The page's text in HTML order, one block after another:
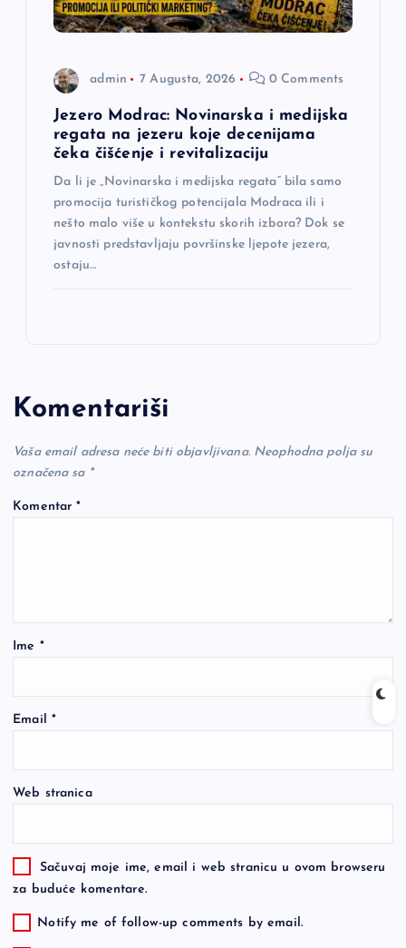
admin 7 Augusta, 2026 0 Comments
Jezero Modrac: Novinarska i medijska
regata na jezeru koje decenijama
čeka čišćenje i revitalizaciju
Da li je „Novinarska i medijska regata“ bila samo
promocija turističkog potencijala Modraca ili i
nešto malo više u kontekstu skorih izbora? Dok se
javnosti predstavljaju površinske ljepote jezera,
ostaju…
Komentariši
Vaša email adresa neće biti objavljivana. Neophodna polja su
označena sa *
Komentar*
Ime *
Email *
Web stranica
Sačuvaj moje ime, email i web stranicu u ovom browseru
za buduće komentare.
Notify me of follow-up comments by email.